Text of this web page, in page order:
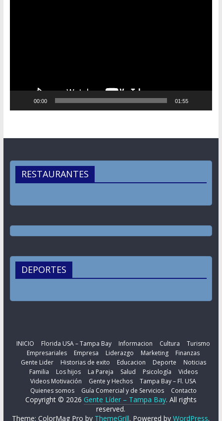
00:00 01:55
RESTAURANTES
DEPORTES
INICIO Florida USA – Tampa Bay Informacion Cultura
Turismo
Empresariales
Empresa Liderazgo Marketing
Finanzas
Gente Lider
Historias de exito Educacion Deporte
Noticias
Familia
Los hijos La Pareja Salud Psicología
Videos
Videos Motivación
Gente y Hechos
Tampa Bay – Fl. USA
Quienes somos
Guía Comercial y de Servicios Contacto
Copyright © 2026 Gente Líder – Tampa Bay. All rights
reserved.
Theme: ColorMag Pro by ThemeGrill. Powered byWordPress.